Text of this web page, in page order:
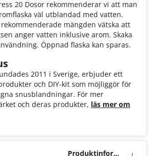
20 Dosor rekommenderar vi att man
väl utblandad med vatten.
mängden vätska att
anger vatten inklusive arom. Skaka
Öppnad flaska kan sparas.
2011 i Sverige, erbjuder ett
och DIY-kit som möjliggör för
snusblandningar. För mer
och deras produkter, läs mer om
Produktinforma